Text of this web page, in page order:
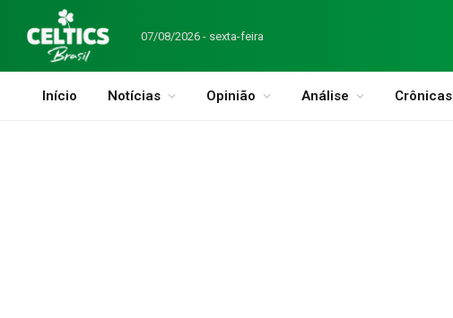
07/08/2026 - sexta-feira
Início Notícias Opinião Análise Crônicas